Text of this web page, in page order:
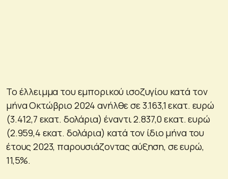
Το έλλειμμα του εμπορικού ισοζυγίου κατά τον
μήνα Οκτώβριο 2024 ανήλθε σε 3.163,1 εκατ. ευρώ
(3.412,7 εκατ. δολάρια) έναντι 2.837,0 εκατ. ευρώ
(2.959,4 εκατ. δολάρια) κατά τον ίδιο μήνα του
έτους 2023, παρουσιάζοντας αύξηση, σε ευρώ,
11,5%.